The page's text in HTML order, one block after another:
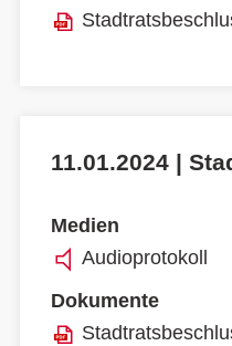
11.01.2024 |
Medien
Audioprotokoll
Dokumente